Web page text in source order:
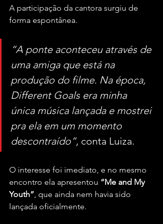
A participação da cantora surgiu de
forma espontânea.
“A ponte aconteceu através de
uma amiga que está na
produção do filme. Na época,
Different Goals era minha
única música lançada e mostrei
pra ela em um momento
descontraído”, conta Luiza.
O interesse foi imediato, e no mesmo
encontro ela apresentou “Me and My
Youth”, que ainda nem havia sido
lançada oficialmente.